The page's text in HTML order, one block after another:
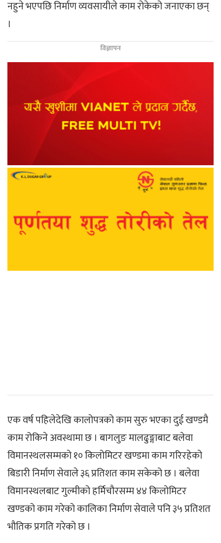
नहुने भएपछि निर्माण व्यवसायीले काम रोकेको जनाएका छन्
।
विज्ञापन
एक वर्ष पहिलेदेखि कालोपत्रको काम सुरु भएका दुई खण्डमै
काम रोकिने अवस्थामा छ । बागलुङ मालढुङ्गाबाट बलेवा
विमानस्थलसम्मको १० किलोमिटर खण्डमा काम गरिरहेको
बिडारी निर्माण सेवाले ३६ प्रतिशत काम सकेको छ । बलेवा
विमानस्थलबाट गुल्मीको हर्मिचौरसम्म ४४ किलोमिटर
खण्डको काम गरेको कालिका निर्माण सेवाले पनि ३५ प्रतिशत
भौतिक प्रगति गरेको छ ।